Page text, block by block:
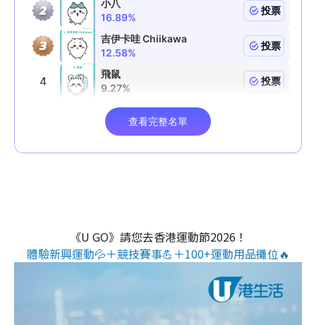
《U GO》請您去香港運動節2026！
體驗新興運動💦＋競技賽事💪＋100+運動用品攤位🔥